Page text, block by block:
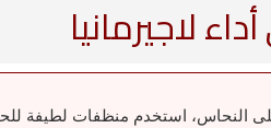
لاجيرمانيا
على النحاس، استخدم منظفات لطيفة